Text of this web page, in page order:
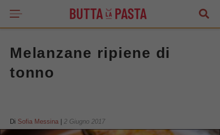
Melanzane ripiene di
tonno
Di Sofia Messina 2 Giugno 2017